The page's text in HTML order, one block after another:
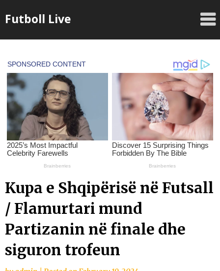
toFutboll Live
Kupa e Shqipërisë në Futsall
/ Flamurtari mund
Partizanin në finale dhe
siguron trofeun